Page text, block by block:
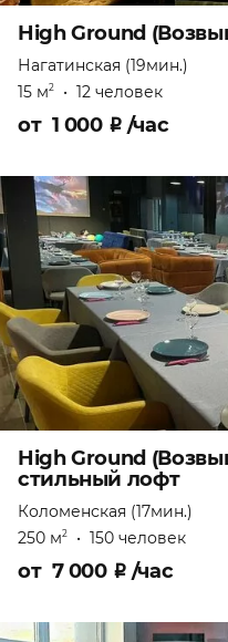
High Ground
Нагатинская (19мин.)
15 м2 • 12 человек
от 1 000 ₽ /час
High Ground
стильный лофт
Коломенская (17мин.)
250 м2 • 150 человек
от 7 000 ₽ /час